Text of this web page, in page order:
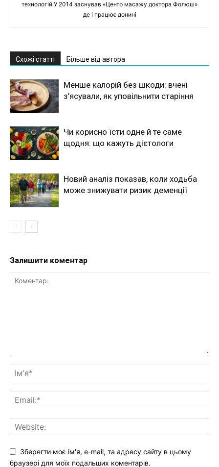
технологій У 2014 заснував «Центр масажу доктора Фолюш»
де і працює донині
Схожі статті Більше від автора
Менше калорій без шкоди: вчені
з’ясували, як уповільнити старіння
Чи корисно їсти одне й те саме
щодня: що кажуть дієтологи
Новий аналіз показав, коли ходьба
може знижувати ризик деменції
Залишити коментар
Зберегти моє ім'я, e-mail, та адресу сайту в цьому
браузері для моїх подальших коментарів.